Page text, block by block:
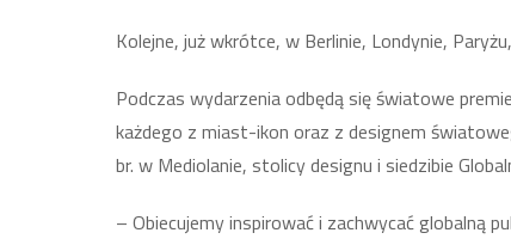
Kolejne, już wkrótce, w Berlinie, Londynie,
Podczas wydarzenia odbędą się światowe
każdego z miast-ikon oraz z designem
br. w Mediolanie, stolicy designu i siedzibie
– Obiecujemy inspirować i zachwycać globalną